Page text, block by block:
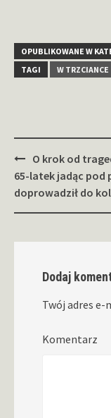
OPUBLIKOWANE W
TAGI
W TRZCIANCE
Zobacz
wpisy
O krok od
65-latek jadąc pod
doprowadził do
Dodaj
Twój adres
Komentarz